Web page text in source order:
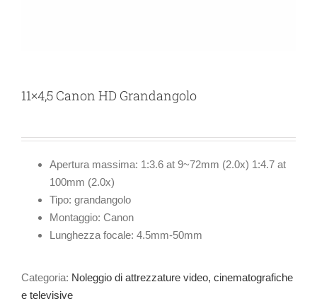
11×4,5 Canon HD Grandangolo
Apertura massima: 1:3.6 at 9~72mm (2.0x) 1:4.7 at
100mm (2.0x)
Tipo: grandangolo
Montaggio: Canon
Lunghezza focale: 4.5mm-50mm
Categoria: Noleggio di attrezzature video, cinematografiche
e televisive